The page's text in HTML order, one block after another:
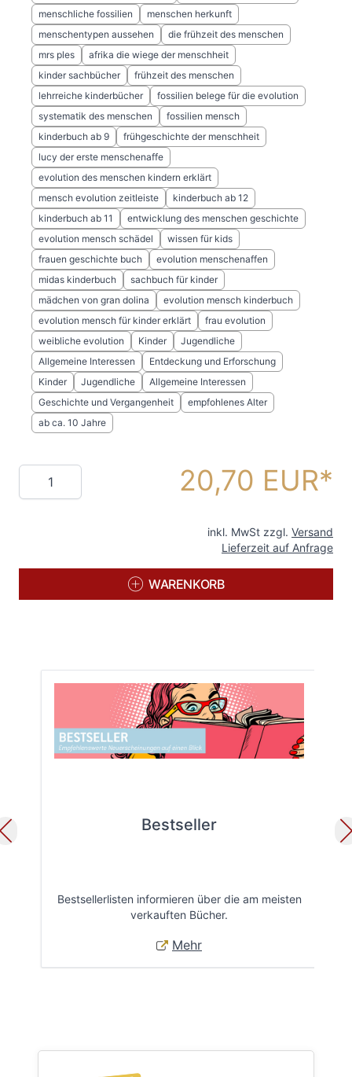
menschliche fossilien
menschen herkunft
menschentypen aussehen
die frühzeit des menschen
mrs ples
afrika die wiege der menschheit
kinder sachbücher
frühzeit des menschen
lehrreiche kinderbücher
fossilien belege für die evolution
systematik des menschen
fossilien mensch
kinderbuch ab 9
frühgeschichte der menschheit
lucy der erste menschenaffe
evolution des menschen kindern erklärt
mensch evolution zeitleiste
kinderbuch ab 12
kinderbuch ab 11
entwicklung des menschen geschichte
evolution mensch schädel
wissen für kids
frauen geschichte buch
evolution menschenaffen
midas kinderbuch
sachbuch für kinder
mädchen von gran dolina
evolution mensch kinderbuch
evolution mensch für kinder erklärt
frau evolution
weibliche evolution
Kinder
Jugendliche
Allgemeine Interessen
Entdeckung und Erforschung
Kinder
Jugendliche
Allgemeine Interessen
Geschichte und Vergangenheit
empfohlenes Alter
ab ca. 10 Jahre
Menge 20,70 EUR
inkl. MwSt zzgl. Versand
Lieferzeit auf Anfrage
WARENKORB
Bestseller
Bestsellerlisten informieren über die am meisten
verkauften Bücher.
Mehr